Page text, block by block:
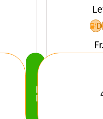
Köp
Nu
D
Fr.